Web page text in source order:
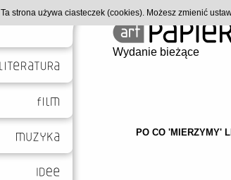
Wydanie bieżące
PO CO 'MIERZYMY'
Ta strona używa ciasteczek (cookies). Możesz zmienić